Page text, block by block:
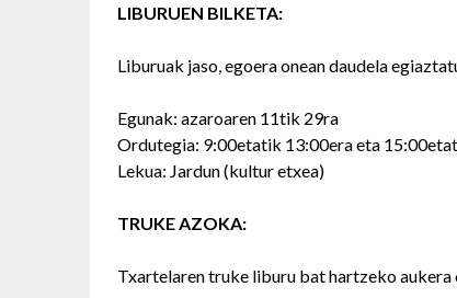
LIBURUEN BILKETA:
Liburuak jaso, egoera onean daudela
Egunak: azaroaren 11tik 29ra
Ordutegia: 9:00etatik 13:00era eta
Lekua: Jardun (kultur etxea)
TRUKE AZOKA:
Txartelaren truke liburu bat hartzeko aukera